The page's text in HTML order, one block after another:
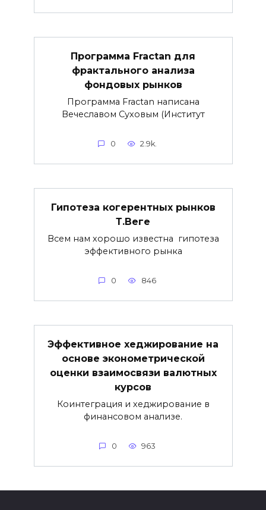
Программа Fractan для
фрактального анализа
фондовых рынков
Программа Fractan написана
Вечеславом Суховым (Институт
0 2.9k.
Гипотеза когерентных рынков
Т.Веге
Всем нам хорошо известна гипотеза
эффективного рынка
0 846
Эффективное хеджирование на
основе эконометрической
оценки взаимосвязи валютных
курсов
Коинтеграция и хеджирование в
финансовом анализе.
0 963